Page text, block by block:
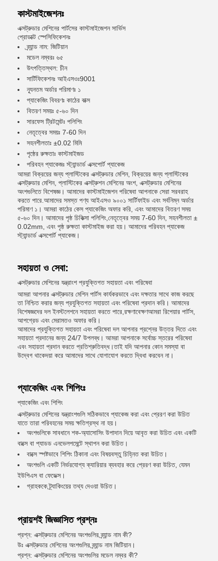
কাস্টমাইজেশনঃ
এক্সট্রুডার মেশিনের পার্টসের কাস্টমাইজেশন সার্ভিস
প্রোডাক্ট স্পেসিফিকেশনঃ
ব্র্যান্ড নাম: জিটিয়ান
মডেল নম্বরঃ ৬৫
উৎপত্তিস্থল: চীন
সার্টিফিকেশনঃ আইএসওঃ9001
ন্যূনতম অর্ডার পরিমাণঃ ১
প্যাকেজিং বিবরণঃ কাঠের বাক্স
বিতরণ সময়ঃ ৫-৬০ দিন
সারফেস ট্রিটমেন্টঃ পলিশিং
নেতৃত্বের সময়ঃ 7-60 দিন
সহনশীলতাঃ ±0.02 মিমি
পৃষ্ঠের রুক্ষতাঃ কাস্টমাইজড
পরিবহন প্যাকেজঃ স্ট্যান্ডার্ড এক্সপোর্ট প্যাকেজ
আমরা বিক্রয়ের জন্য প্লাস্টিকের এক্সট্রুডার মেশিন, বিক্রয়ের জন্য প্লাস্টিকের
এক্সট্রুডার মেশিন, প্লাস্টিকের এক্সট্রুশন মেশিনের অংশ, এক্সট্রুডার মেশিনের
অংশগুলিতে বিশেষজ্ঞ। আমাদের কাস্টমাইজেশন পরিষেবা আপনাকে সেরা সরবরাহ
করতে পারে.আমাদের সমস্ত পণ্য আইএসও ৯০০১ সার্টিফাইড এবং সর্বনিম্ন অর্ডার
পরিমাণ ১। আমরা কাঠের কেস প্যাকেজিং অফার করি, এবং আমাদের বিতরণ সময়
৫-৬০ দিন। আমাদের পৃষ্ঠ চিকিত্সা পলিশিং,নেতৃত্বের সময় 7-60 দিন, সহনশীলতা ±
0.02mm, এবং পৃষ্ঠ রুক্ষতা কাস্টমাইজ করা হয়। আমাদের পরিবহন প্যাকেজ
স্ট্যান্ডার্ড এক্সপোর্ট প্যাকেজ।
সহায়তা ও সেবা:
এক্সট্রুডার মেশিনের যন্ত্রাংশ প্রযুক্তিগত সহায়তা এবং পরিষেবা
আমরা আপনার এক্সট্রুডার মেশিন পার্টস কার্যকরভাবে এবং দক্ষতার সাথে কাজ করছে
তা নিশ্চিত করার জন্য প্রযুক্তিগত সহায়তা এবং পরিষেবা প্রদান করি। আমাদের
বিশেষজ্ঞদের দল ইনস্টলেশনে সহায়তা করতে পারে,রক্ষণাবেক্ষণআমরা রিপেয়ার পার্টস,
আপগ্রেড এবং মেরামতও অফার করি।
আমাদের প্রযুক্তিগত সহায়তা এবং পরিষেবা দল আপনার প্রশ্নের উত্তর দিতে এবং
সহায়তা প্রদানের জন্য 24/7 উপলব্ধ। আমরা আপনাকে সর্বোচ্চ স্তরের পরিষেবা
এবং সহায়তা প্রদান করতে প্রতিশ্রুতিবদ্ধ।তাই যদি আপনার কোন সমস্যা বা
উদ্বেগ থাকেদয়া করে আমাদের সাথে যোগাযোগ করতে দ্বিধা করবেন না।
প্যাকেজিং এবং শিপিংঃ
প্যাকেজিং এবং শিপিং
এক্সট্রুডার মেশিনের যন্ত্রাংশগুলি সঠিকভাবে প্যাকেজ করা এবং প্রেরণ করা উচিত
যাতে তারা পরিবহনের সময় ক্ষতিগ্রস্থ না হয়।
অংশগুলিকে সাবধানে শক-অ্যাসোসিং উপাদান দিয়ে আবৃত করা উচিত এবং একটি
বাক্সে বা প্যাডড এনভেলপমেন্টে স্থাপন করা উচিত।
বাক্সে স্পষ্টভাবে শিপিং ঠিকানা এবং বিষয়বস্তু চিহ্নিত করা উচিত।
অংশগুলি একটি নির্ভরযোগ্য ক্যারিয়ার ব্যবহার করে প্রেরণ করা উচিত, যেমন
ইউপিএস বা ফেডেক্স।
গ্রাহককে ট্র্যাকিংয়ের তথ্য দেওয়া উচিত।
প্রায়শই জিজ্ঞাসিত প্রশ্নঃ
প্রশ্ন: এক্সট্রুডার মেশিনের অংশগুলির ব্র্যান্ড নাম কী?
উঃ এক্সট্রুডার মেশিনের অংশগুলির ব্র্যান্ড নাম জিটিয়ান।
প্রশ্ন: এক্সট্রুডার মেশিনের অংশগুলির মডেল নম্বর কী?